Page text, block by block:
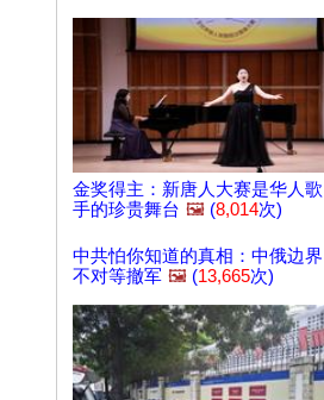
金奖得主：新唐人大赛是华人歌
手的珍贵舞台 🖼️ (8,014次)
中共怕你知道的真相：中俄边界
不对等撤军 🖼️ (13,665次)